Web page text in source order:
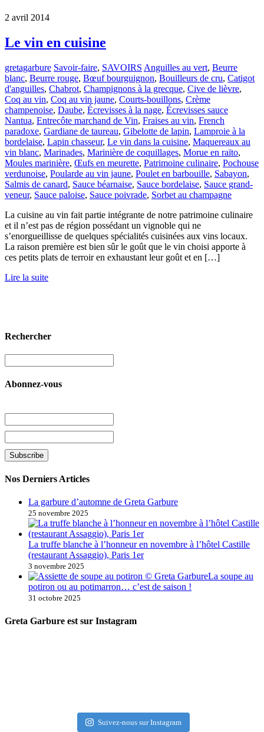
2 avril 2014
Le vin en cuisine
gretagarbure Savoir-faire, SAVOIRS Anguilles au vert, Beurre
blanc, Beurre rouge, Bœuf bourguignon, Bouilleurs de cru, Catigot
d'anguilles, Chabrot, Champignons à la grecque, Cive de lièvre,
Coq au vin, Coq au vin jaune, Courts-bouillons, Crème
champenoise, Daube, Écrevisses à la nage, Écrevisses sauce
Nantua, Entrecôte marchand de Vin, Fraises au vin, French
paradoxe, Gardiane de taureau, Gibelotte de lapin, Lamproie à la
bordelaise, Lapin chasseur, Le vin dans la cuisine, Maquereaux au
vin blanc, Marinades, Marinière de coquillages, Morue en raïto,
Moules marinière, Œufs en meurette, Patrimoine culinaire, Pochouse
verdunoise, Poularde au vin jaune, Poulet en barbouille, Sabayon,
Salmis de canard, Sauce béarnaise, Sauce bordelaise, Sauce grand-
veneur, Sauce paloise, Sauce poivrade, Sorbet au champagne
La cuisine au vin fait partie intégrante de notre patrimoine culinaire
et il n’est pas de région possédant un vignoble qui ne
s’enorgueillisse de quelques spécialités cuisinées aux vins locaux.
La raison première est bien sûr le goût que le vin choisi apporte à
ces petits plats de terroir en exhaustant leur goût et en […]
Lire la suite
Rechercher
Abonnez-vous
Nos Derniers Articles
La garbure d’automne de Greta Garbure
25 novembre 2025
La truffe blanche à l’honneur en novembre à l’hôtel Castille
(restaurant Assaggio), Paris 1er
3 novembre 2025
La soupe au
potiron ou au potimarron… c’est de saison !
31 octobre 2025
Greta Garbure est sur Instagram
Suivez-nous sur Instagram